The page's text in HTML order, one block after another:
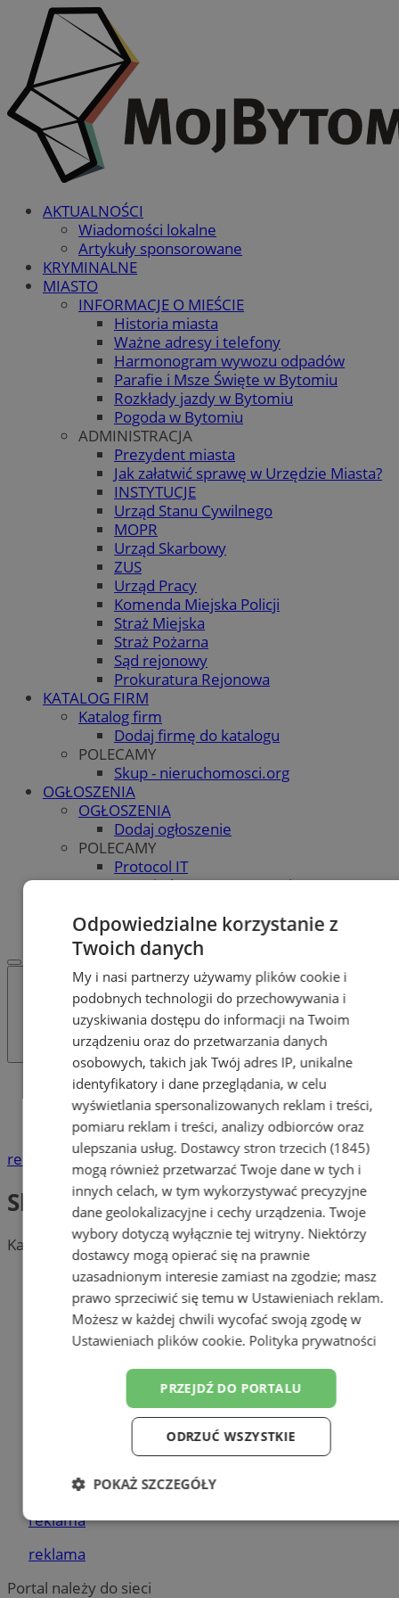
AKTUALNOŚCI
Wiadomości lokalne
Artykuły sponsorowane
KRYMINALNE
MIASTO
INFORMACJE O MIEŚCIE
Historia miasta
Ważne adresy i telefony
Harmonogram wywozu odpadów
Parafie i Msze Święte w Bytomiu
Rozkłady jazdy w Bytomiu
Pogoda w Bytomiu
ADMINISTRACJA
Prezydent miasta
Jak załatwić sprawę w Urzędzie Miasta?
INSTYTUCJE
Urząd Stanu Cywilnego
MOPR
Urząd Skarbowy
ZUS
Urząd Pracy
Komenda Miejska Policji
Straż Miejska
Straż Pożarna
Sąd rejonowy
Prokuratura Rejonowa
KATALOG FIRM
Katalog firm
Dodaj firmę do katalogu
POLECAMY
Skup - nieruchomosci.org
OGŁOSZENIA
OGŁOSZENIA
Dodaj ogłoszenie
POLECAMY
Protocol IT
Pracuj.pl - praca w Bytomiu
WSPÓŁPRACA
Katalog firm
Handel
Sklepy papiernicze
reklama
Sklepy papiernicze
Kategoria nie zawiera żadnych prezentacji firm.
Dodaj firmę
Pozostałe firmy w kategorii
Orzeczenie sanitarno-
epidemiologiczne
Tworzenie stron www - Bytom
blisko...
reklama
reklama
Portal należy do sieci
Odpowiedzialne korzystanie z
Twoich danych
My i nasi partnerzy używamy plików cookie i
podobnych technologii do przechowywania i
uzyskiwania dostępu do informacji na Twoim
urządzeniu oraz do przetwarzania danych
osobowych, takich jak Twój adres IP, unikalne
identyfikatory i dane przeglądania, w celu
wyświetlania spersonalizowanych reklam i treści,
pomiaru reklam i treści, analizy odbiorców oraz
ulepszania usług. Dostawcy stron trzecich (1845)
mogą również przetwarzać Twoje dane w tych i
innych celach, w tym wykorzystywać precyzyjne
dane geolokalizacyjne i cechy urządzenia. Twoje
wybory dotyczą wyłącznie tej witryny. Niektórzy
dostawcy mogą opierać się na prawnie
uzasadnionym interesie zamiast na zgodzie; masz
prawo sprzeciwić się temu w Ustawieniach reklam.
Możesz w każdej chwili wycofać swoją zgodę w
Ustawieniach plików cookie. Polityka prywatności
PRZEJDŹ DO PORTALU
ODRZUĆ WSZYSTKIE
POKAŻ SZCZEGÓŁY
Niezbędne Wydajność Targetowanie
Funkcjonalność